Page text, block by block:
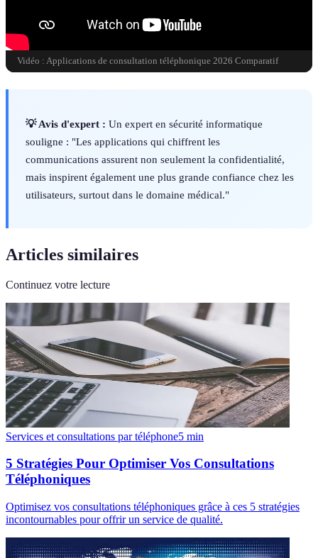
Vidéo : Applications de consultation téléphonique 2026 Comparatif
💡 Avis d'expert : Un expert en sécurité informatique
souligne : "Les applications qui chiffrent les
communications assurent non seulement la confidentialité,
mais inspirent également une plus grande confiance chez les
utilisateurs, surtout dans le domaine médical."
Articles similaires
Continuez votre lecture
Services et consultations par téléphone5 min
5 Stratégies Pour Optimiser Vos Consultations
Téléphoniques
Optimisez vos consultations téléphoniques grâce à ces 5 stratégies
incontournables pour offrir un service de qualité.